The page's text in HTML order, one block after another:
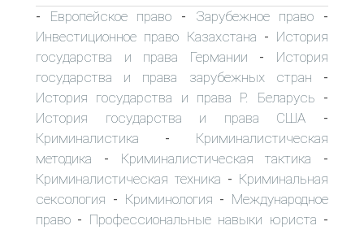
- Европейское право - Зарубежное право -
Инвестиционное право Казахстана - История
государства и права Германии - История
государства и права зарубежных стран -
История государства и права Р. Беларусь -
История государства и права США -
Криминалистика - Криминалистическая
методика - Криминалистическая тактика -
Криминалистическая техника - Криминальная
сексология - Криминология - Международное
право - Профессиональные навыки юриста -